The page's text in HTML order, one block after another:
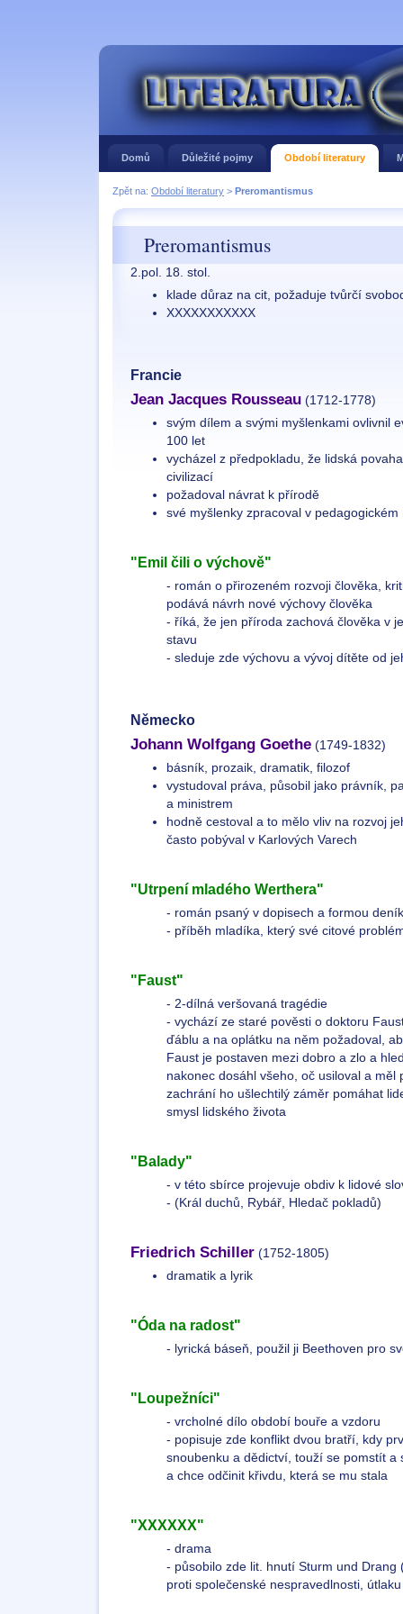
Domů Důležité pojmy Období literatury
Zpět na: Období literatury > Preromantismus
Preromantismus
2.pol. 18. stol.
klade důraz na cit, požaduje tvůrčí
XXXXXXXXXXX
Francie
Jean Jacques Rousseau (1712-1778)
svým dílem a svými myšlenkami ovlivnil
100 let
vycházel z předpokladu, že lidská
civilizací
požadoval návrat k přírodě
své myšlenky zpracoval v
"Emil čili o výchově"
- román o přirozeném rozvoji člověka,
podává návrh nové výchovy člověka
- říká, že jen příroda zachová člověka v
stavu
- sleduje zde výchovu a vývoj dítěte od
Německo
Johann Wolfgang Goethe (1749-1832)
básník, prozaik, dramatik, filozof
vystudoval práva, působil jako právník,
a ministrem
hodně cestoval a to mělo vliv na rozvoj
často pobýval v Karlových Varech
"Utrpení mladého Werthera"
- román psaný v dopisech a formou
- příběh mladíka, který své citové
"Faust"
- 2-dílná veršovaná tragédie
- vychází ze staré pověsti o doktoru
ďáblu a na oplátku na něm požadoval,
Faust je postaven mezi dobro a zlo a
nakonec dosáhl všeho, oč usiloval a měl
zachrání ho ušlechtilý záměr pomáhat
smysl lidského života
"Balady"
- v této sbírce projevuje obdiv k lidové
- (Král duchů, Rybář, Hledač pokladů)
Friedrich Schiller (1752-1805)
dramatik a lyrik
"Óda na radost"
- lyrická báseň, použil ji Beethoven pro
"Loupežníci"
- vrcholné dílo období bouře a vzdoru
- popisuje zde konflikt dvou bratří, kdy
snoubenku a dědictví, touží se pomstít a
a chce odčinit křivdu, která se mu stala
"XXXXXX"
- drama
- působilo zde lit. hnutí Sturm und Drang
proti společenské nespravedlnosti,